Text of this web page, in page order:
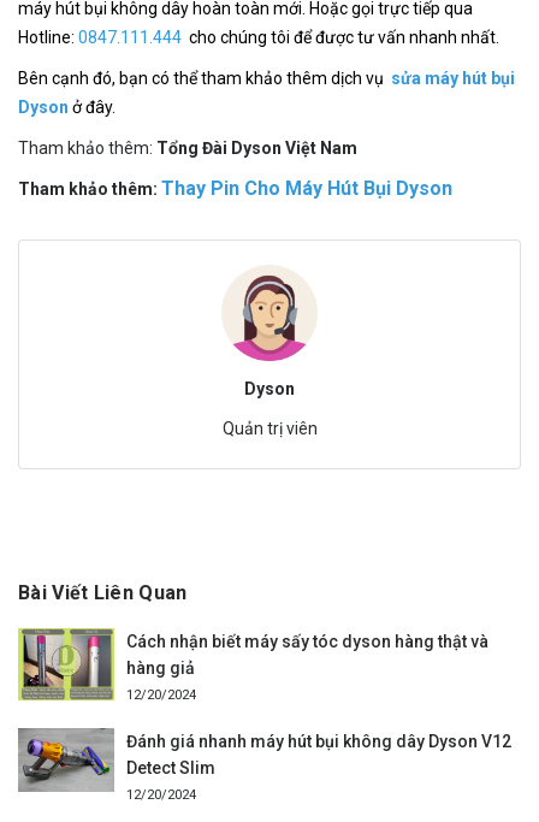
máy hút bụi không dây hoàn toàn mới. Hoặc gọi trực tiếp qua
Hotline: 0847.111.444 cho chúng tôi để được tư vấn nhanh nhất.
Bên cạnh đó, bạn có thể tham khảo thêm dịch vụ sửa máy hút bụi
Dyson ở đây.
Tham khảo thêm: Tổng Đài Dyson Việt Nam
Tham khảo thêm: Thay Pin Cho Máy Hút Bụi Dyson
Dyson
Quản trị viên
Bài Viết Liên Quan
Cách nhận biết máy sấy tóc dyson hàng thật và
hàng giả
12/20/2024
Đánh giá nhanh máy hút bụi không dây Dyson V12
Detect Slim
12/20/2024